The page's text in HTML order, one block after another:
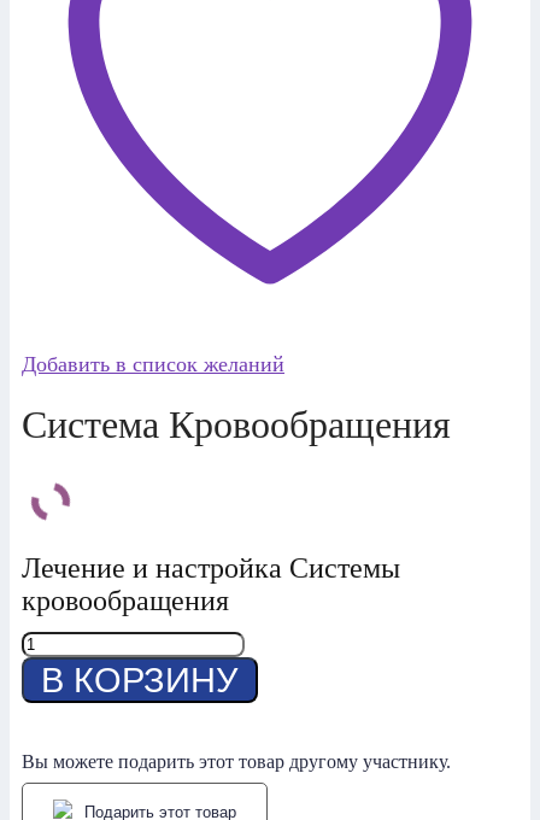
Добавить в список желаний
Система Кровообращения
Лечение и настройка Системы
кровообращения
Количество
товара
Система
Кровообращения
В КОРЗИНУ
Вы можете подарить этот товар другому участнику.
Подарить этот товар